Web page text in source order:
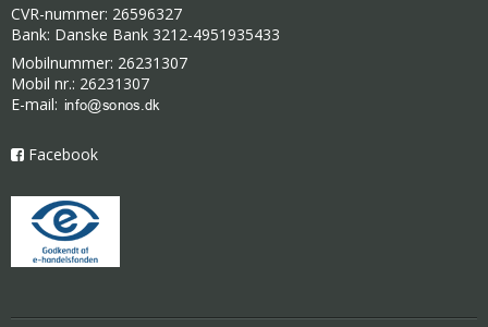
CVR-nummer: 26596327
Bank: Danske Bank 3212-4951935433
Mobilnummer: 26231307
Mobil nr.: 26231307
E-mail:
Facebook